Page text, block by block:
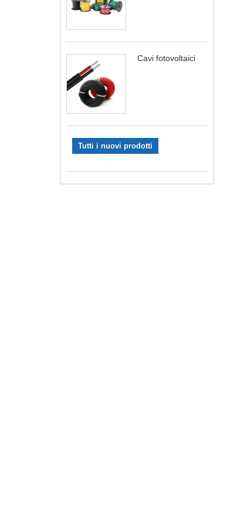
Cavi fotovoltaici
Tutti i nuovi prodotti